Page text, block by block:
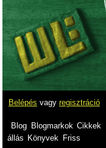
Belépés vagy regisztráció
Blog Blogmarkok Cikkek
állás Könyvek Friss